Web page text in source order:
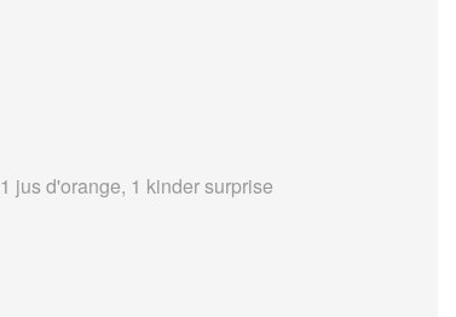
1 jus d'orange, 1 kinder surprise